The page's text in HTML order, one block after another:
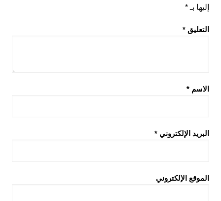
إليها بـ *
التعليق *
الاسم *
البريد الإلكتروني *
الموقع الإلكتروني